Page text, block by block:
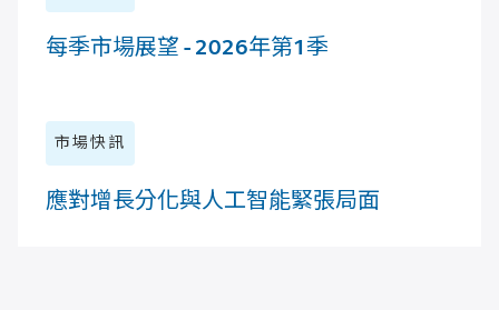
每季市場展望 - 2026年第1季
市場快訊
應對增長分化與人工智能緊張局面